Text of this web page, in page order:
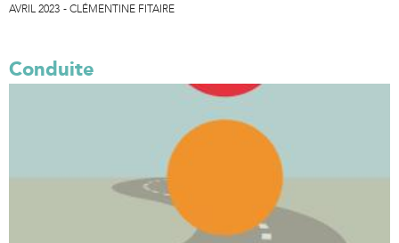
AVRIL 2023 CLÉMENTINE FITAIRE
Conduite